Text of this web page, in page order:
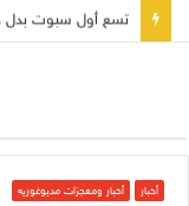
أخبار أخبار ومعجزات مديوغوريه